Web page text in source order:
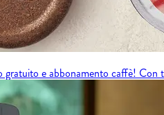
gratuito e abbonamento caffè!